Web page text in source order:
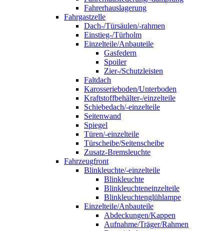
Fahrerhauslagerung
Fahrgastzelle
Dach-/Türsäulen/-rahmen
Einstieg-/Türholm
Einzelteile/Anbauteile
Gasfedern
Spoiler
Zier-/Schutzleisten
Faltdach
Karosserieboden/Unterboden
Kraftstoffbehälter-/einzelteile
Schiebedach/-einzelteile
Seitenwand
Spiegel
Türen/-einzelteile
Türscheibe/Seitenscheibe
Zusatz-Bremsleuchte
Fahrzeugfront
Blinkleuchte/-einzelteile
Blinkleuchte
Blinkleuchteneinzelteile
Blinkleuchtenglühlampe
Einzelteile/Anbauteile
Abdeckungen/Kappen
Aufnahme/Träger/Rahmen